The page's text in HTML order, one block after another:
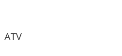
ATV